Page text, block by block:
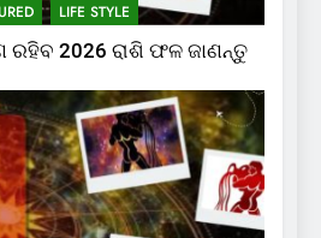
LIFE STYLE
ରହିବ 2026 ରାଶି ଫଳ ଜାଣନ୍ତୁ